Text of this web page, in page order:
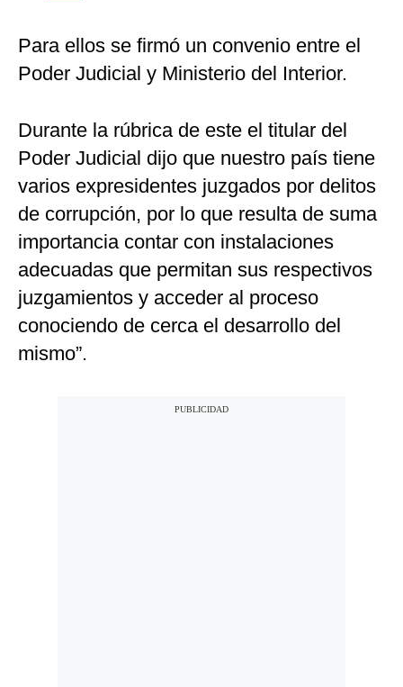
Para ellos se firmó un convenio entre el
Poder Judicial y Ministerio del Interior.
Durante la rúbrica de este el titular del
Poder Judicial dijo que nuestro país tiene
varios expresidentes juzgados por delitos
de corrupción, por lo que resulta de suma
importancia contar con instalaciones
adecuadas que permitan sus respectivos
juzgamientos y acceder al proceso
conociendo de cerca el desarrollo del
mismo”.